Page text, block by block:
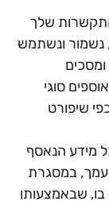
שלך
נשמור ונשתמש
ומסכים
סוגי
שיפורט
מידע הנאסף
במסגרת
שבאמצעותו